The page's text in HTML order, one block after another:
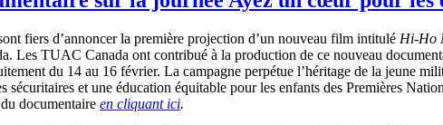
fiers d’annoncerla première projection d’un nouveau film intitulé Hi-Ho
Les TUAC Canada ont contribué à la production de ce nouveau
du 14 au 16 février. La campagne perpétue l’héritage de la jeune
sécuritaires et une éducation équitable pour les enfants des Premières
du documentaire en cliquant ici.